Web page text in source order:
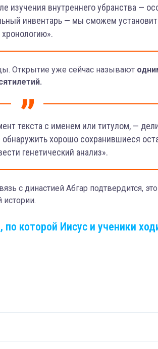
изучения внутреннего убранства —
инвентарь — мы сможем
хронологию».
Открытие уже сейчас называют
текста с именем или титулом, —
хорошо сохранившиеся
генетический анализ».
с династией Абгар подтвердится,
истории.
по которой Иисус и ученики